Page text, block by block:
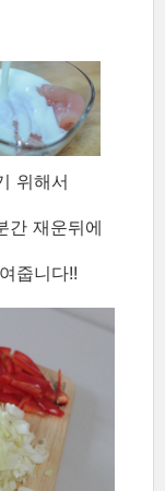
위해서
간 재운뒤에
줍니다!!